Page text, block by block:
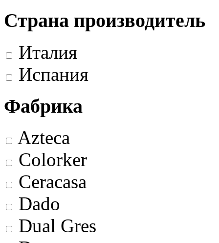
Страна производитель
Италия
Испания
Фабрика
Azteca
Colorker
Ceracasa
Dado
Dual Gres